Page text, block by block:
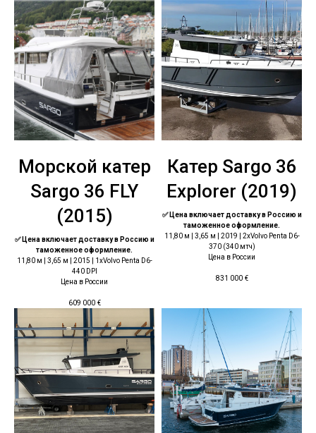
Морской катер
Sargo 36 FLY
(2015)
✅ Цена включает доставку в Россию и
таможенное оформление.
11,80 м | 3,65 м | 2015 | 1хVolvo Penta D6-
440 DPI
Цена в России
609 000 €
Катер Sargo 36
Explorer (2019)
✅ Цена включает доставку в Россию и
таможенное оформление.
11,80 м | 3,65 м | 2019 | 2хVolvo Penta D6-
370 (340 мтч)
Цена в России
831 000 €